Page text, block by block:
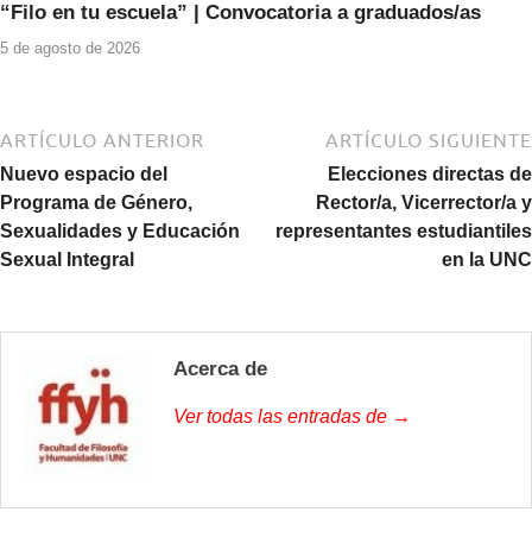
“Filo en tu escuela” | Convocatoria a graduados/as
5 de agosto de 2026
ARTÍCULO ANTERIOR
Nuevo espacio del
Programa de Género,
Sexualidades y Educación
Sexual Integral
ARTÍCULO SIGUIENTE
Elecciones directas de
Rector/a, Vicerrector/a y
representantes estudiantiles
en la UNC
Acerca de
Ver todas las entradas de →